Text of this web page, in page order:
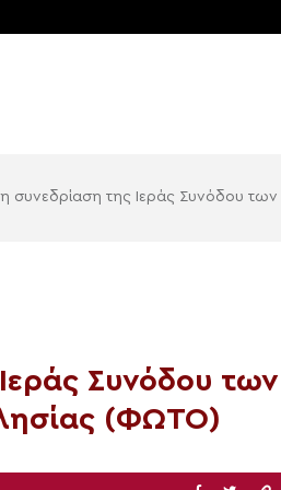
η συνεδρίαση της Ιεράς Συνόδου
Συνόδου των
(ΦΩΤΟ)